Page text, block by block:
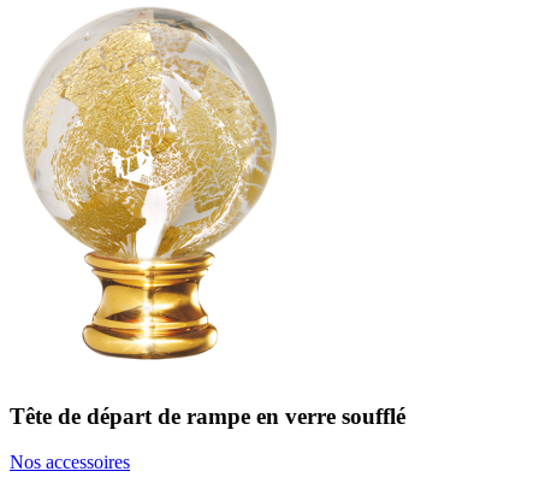
Tête de départ de rampe en verre soufflé
Nos accessoires